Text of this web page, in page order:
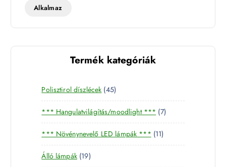
t
Alkalmaz
Termék kategóriák
Polisztirol díszlécek 454
5
t
e
r
m
*** Hangulatvilágítás/moodlight *** 77
t
r
*** Növénynevelő LED lámpák *** 111
1
Álló lámpák 191